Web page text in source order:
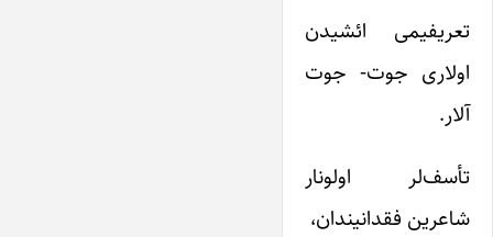
تعریفیمی ائشیدن
اولاری جوت- جوت
آلار.
تأسف‌لر اولونار
شاعرین فقدانیندان،